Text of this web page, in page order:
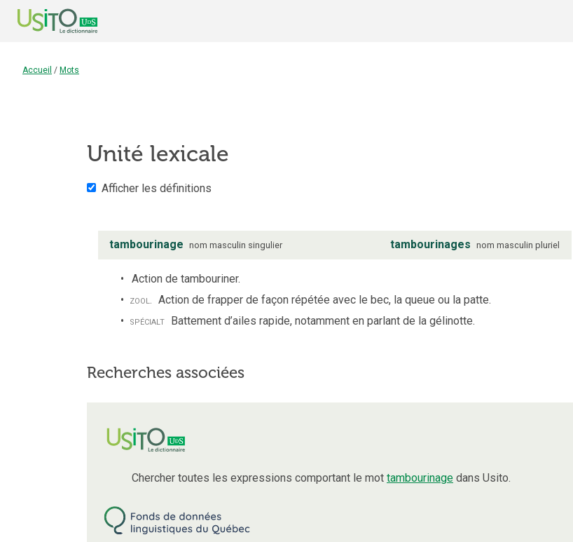
Accueil / Mots
Unité lexicale
Afficher les définitions
tambourinage nom masculin singulier tambourinages nom masculin pluriel
Action de tambouriner.
zool. Action de frapper de façon répétée avec le bec, la queue ou la patte.
spécialt Battement d’ailes rapide, notamment en parlant de la gélinotte.
Recherches associées
Chercher toutes les expressions comportant le mot tambourinage dans Usito.